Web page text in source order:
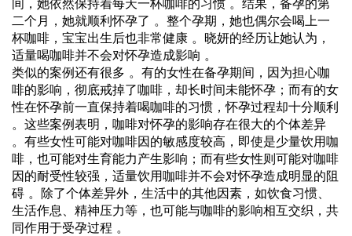
二个月，她就顺利怀孕了 。整个孕期，她也偶尔会喝上一
杯咖啡，宝宝出生后也非常健康 。晓妍的经历让她认为，
适量喝咖啡并不会对怀孕造成影响 。
类似的案例还有很多 。有的女性在备孕期间，因为担心咖
啡的影响，彻底戒掉了咖啡，却长时间未能怀孕；而有的女
性在怀孕前一直保持着喝咖啡的习惯，怀孕过程却十分顺利
。这些案例表明，咖啡对怀孕的影响存在很大的个体差异
。有些女性可能对咖啡因的敏感度较高，即使是少量饮用咖
啡，也可能对生育能力产生影响；而有些女性则可能对咖啡
因的耐受性较强，适量饮用咖啡并不会对怀孕造成明显的阻
碍 。除了个体差异外，生活中的其他因素，如饮食习惯、
生活作息、精神压力等，也可能与咖啡的影响相互交织，共
同作用于受孕过程 。